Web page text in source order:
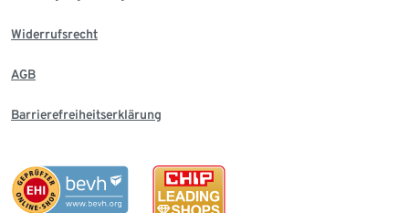
Widerrufsrecht
AGB
Barrierefreiheitserklärung